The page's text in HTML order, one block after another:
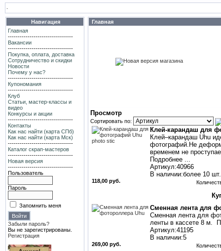
Навигация
Главная
---------------------------------
Вакансии
---------------------------------
Покупка, оплата, доставка
Сотрудничество и скидки
Новости
Почему у нас?
---------------------------------
Купономания
---------------------------------
Клуб
Статьи, мастер-классы и
видео
Конкурсы и акции
---------------------------------
Контакты
Как нас найти (карта СПб)
Как нас найти (карта Мск)
---------------------------------
Каталог скрап-мастеров
---------------------------------
Новая версия
---------------------------------
Пользователь
Пароль
Запомнить меня
Забыли пароль?
Вы не зарегистрированы.
Регистрация
Главная
Просмотр
Сортировать по:
Клей-карандаш для
Клей–карандаш Uhu
фотографий.Не
временем не
Подробнее ...
Артикул:40966
В наличии:более 10 шт.
118,00 руб.
Сменная лента для
Сменная лента для
ленты в кассете 8 м.
Артикул:41195
В наличии:5
269,00 руб.